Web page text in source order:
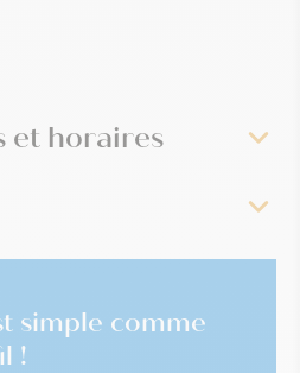
et horaires
simple comme
!